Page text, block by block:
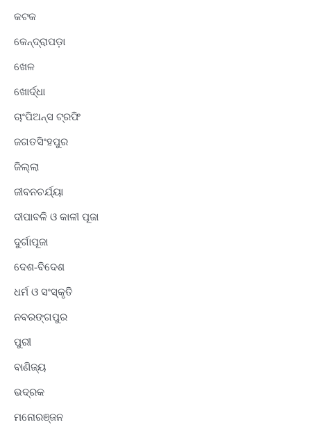
କଟକ
କେନ୍ଦ୍ରାପଡ଼ା
ଖେଳ
ଖୋର୍ଦ୍ଧା
ଚାଂପିଅନ୍ସ ଟ୍ରଫି
ଜଗତସିଂହପୁର
ଜିଲ୍ଲା
ଜୀବନଚର୍ଯ୍ୟା
ଦୀପାବଳି ଓ କାଳୀ ପୂଜା
ଦୁର୍ଗାପୂଜା
ଦେଶ-ବିଦେଶ
ଧର୍ମ ଓ ସଂସ୍କୃତି
ନବରଙ୍ଗପୁର
ପୁରୀ
ବାଣିଜ୍ୟ
ଭଦ୍ରକ
ମନୋରଞ୍ଜନ